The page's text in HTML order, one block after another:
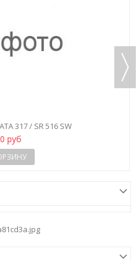
317 / SR 516 SW
руб